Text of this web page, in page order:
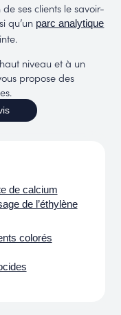
ses clients le savoir-
qu’un parc analytique
niveau et à un
propose des
de calcium
de l’éthylène
colorés